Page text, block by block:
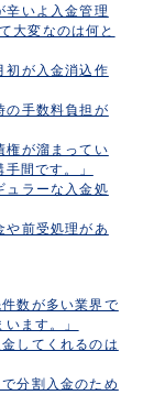
いよ入金管理
大変なのは何と
初が入金消込作
の手数料負担が
権が溜まってい
間です。」
ュラーな入金処
前受処理があ
数が多い業界で
ます。」
してくれるのは
分割入金のため